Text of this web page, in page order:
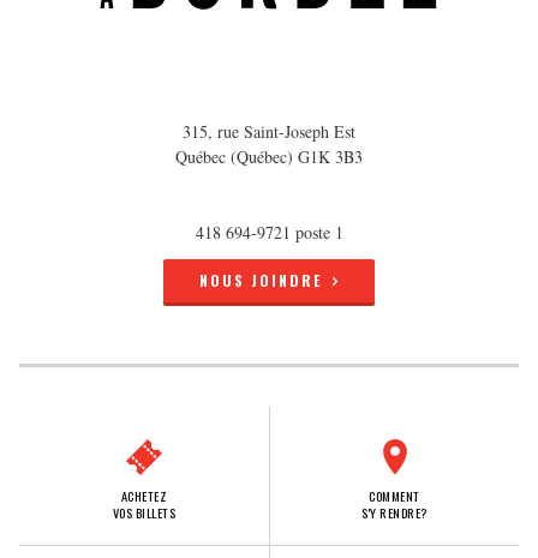
315, rue Saint-Joseph Est
Québec (Québec) G1K 3B3
418 694-9721 poste 1
NOUS JOINDRE
ACHETEZ
VOS BILLETS
COMMENT
S'Y RENDRE?